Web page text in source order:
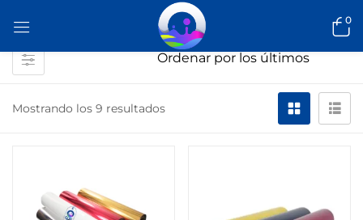
0
Mostrando los 9 resultados